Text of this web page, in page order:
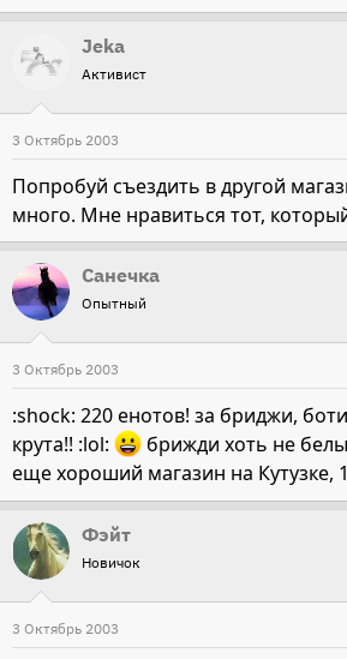
Jeka
Активист
3 Октябрь 2003
Попробуй съездить в другой
много. Мне нравиться тот,
Санечка
Опытный
3 Октябрь 2003
:shock: 220 енотов! за бриджи,
крута!! :lol:
брижди хоть не
еще хороший магазин на Кутузке,
Фэйт
Новичок
3 Октябрь 2003